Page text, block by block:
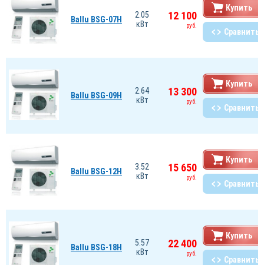
Ballu BSG-07H
2.05
кВт
12 100
руб.
Купить
Сравнить
Ballu BSG-09H
2.64
кВт
13 300
руб.
Купить
Сравнить
Ballu BSG-12H
3.52
кВт
15 650
руб.
Купить
Сравнить
Ballu BSG-18H
5.57
кВт
22 400
руб.
Купить
Сравнить